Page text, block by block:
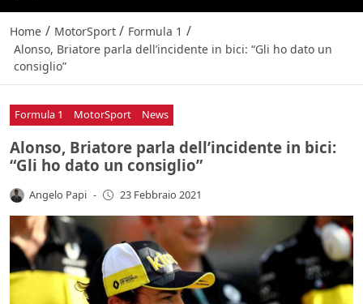
Home / MotorSport / Formula 1 /
Alonso, Briatore parla dell’incidente in bici: “Gli ho dato un
consiglio”
Formula 1 MotorSport News
Alonso, Briatore parla dell’incidente in bici:
“Gli ho dato un consiglio”
Angelo Papi - 23 Febbraio 2021